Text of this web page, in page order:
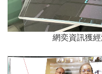
網奕資訊獲